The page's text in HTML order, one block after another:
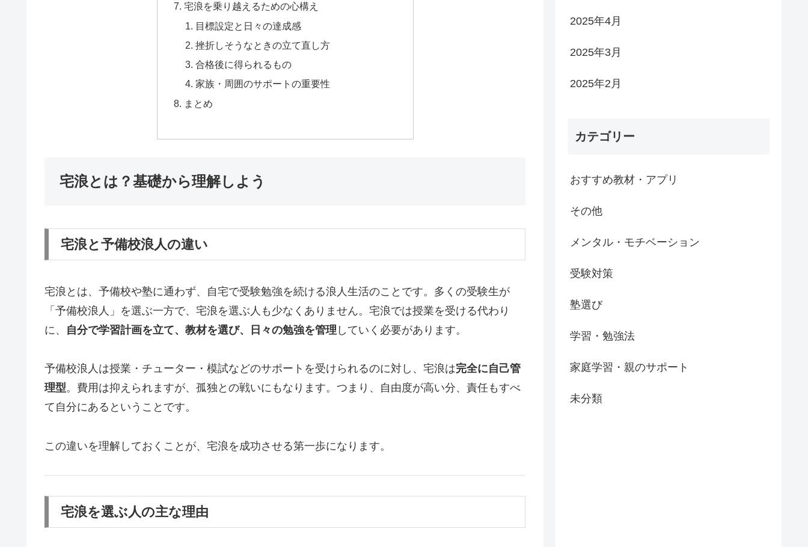
宅浪を乗り越えるための心構え
目標設定と日々の達成感
挫折しそうなときの立て直し方
合格後に得られるもの
家族・周囲のサポートの重要性
まとめ
宅浪とは？基礎から理解しよう
宅浪と予備校浪人の違い
宅浪とは、予備校や塾に通わず、自宅で受験勉強を続ける浪人生活のことです。多くの受験生が
「予備校浪人」を選ぶ一方で、宅浪を選ぶ人も少なくありません。宅浪では授業を受ける代わり
に、 自分で学習計画を立て、教材を選び、日々の勉強を管理 していく必要があります。
予備校浪人は授業・チューター・模試などのサポートを受けられるのに対し、宅浪は完全に自己管
理型。費用は抑えられますが、孤独との戦いにもなります。つまり、自由度が高い分、責任もすべ
て自分にあるということです。
この違いを理解しておくことが、宅浪を成功させる第一歩になります。
宅浪を選ぶ人の主な理由
2025年4月
2025年3月
2025年2月
カテゴリー
おすすめ教材・アプリ
その他
メンタル・モチベーション
受験対策
塾選び
学習・勉強法
家庭学習・親のサポート
未分類